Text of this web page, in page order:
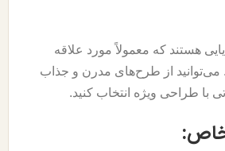
هستند که معمولاً مورد علاقه
می‌توانید از طرح‌های مدرن و جذاب
با طراحی ویژه انتخاب کنید.